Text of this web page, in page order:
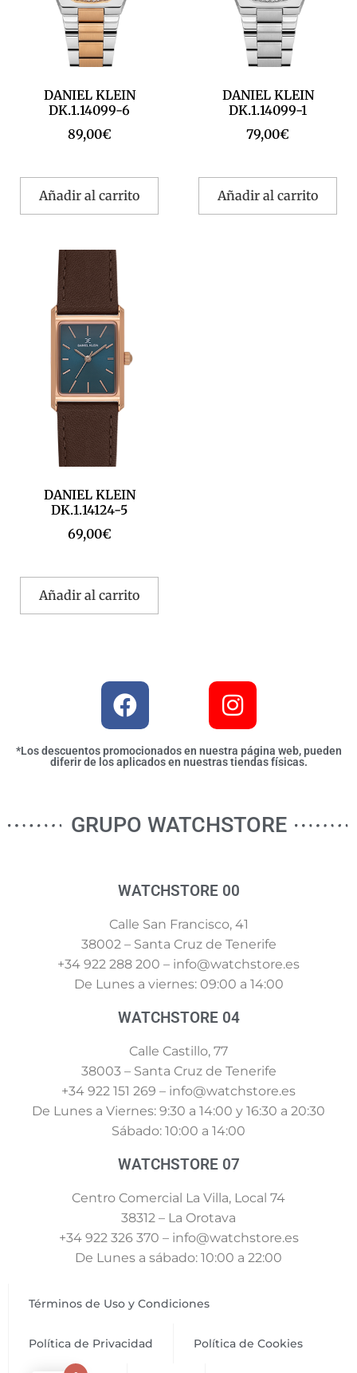
DANIEL KLEIN
DK.1.14099-6
89,00€
Añadir al carrito
DANIEL KLEIN
DK.1.14099-1
79,00€
Añadir al carrito
DANIEL KLEIN
DK.1.14124-5
69,00€
Añadir al carrito
*Los descuentos promocionados en nuestra página web, pueden
diferir de los aplicados en nuestras tiendas físicas.
GRUPO WATCHSTORE
WATCHSTORE 00
Calle San Francisco, 41
38002 – Santa Cruz de Tenerife
+34 922 288 200 – info@watchstore.es
De Lunes a viernes: 09:00 a 14:00
WATCHSTORE 04
Calle Castillo, 77
38003 – Santa Cruz de Tenerife
+34 922 151 269 – info@watchstore.es
De Lunes a Viernes: 9:30 a 14:00 y 16:30 a 20:30
Sábado: 10:00 a 14:00
WATCHSTORE 07
Centro Comercial La Villa, Local 74
38312 – La Orotava
+34 922 326 370 – info@watchstore.es
De Lunes a sábado: 10:00 a 22:00
Términos de Uso y Condiciones
Política de Privacidad Política de Cookies